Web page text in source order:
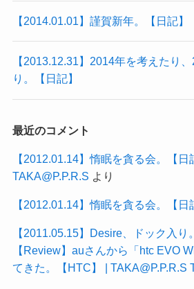
【2014.01.01】謹賀新年。【日記】
【2013.12.31】2014年を考えたり
り。【日記】
最近のコメント
【2012.01.14】惰眠を貪る会。【日
TAKA@P.P.R.S より
【2012.01.14】惰眠を貪る会。【日
【2011.05.15】Desire、ドック入り
【Review】auさんから「htc EVO
てきた。【HTC】 | TAKA@P.P.R.S